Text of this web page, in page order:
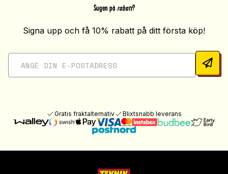
Sugen på rabatt?
Signa upp och få 10% rabatt på ditt första köp!
Gratis fraktalternativ Blixtsnabb leverans